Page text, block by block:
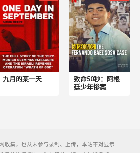
九月的某一天
致命50秒：阿根
廷少年惨案
收集，也从未参与录制、上传，本站不对显示